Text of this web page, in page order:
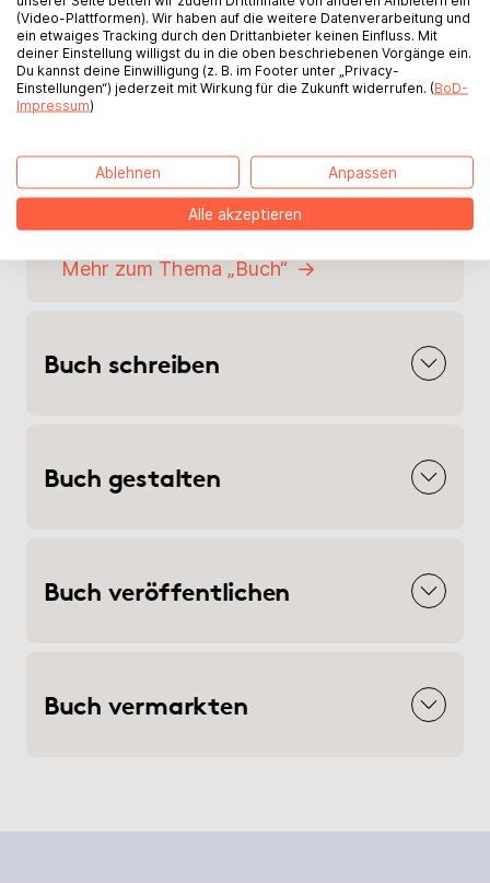
Genieße kreative Freiheit bei Inhalt
und Gestaltung
Bestimme dein Honorar und den
Verkaufspreis
Coverdesign uvm.
Mehr zum Thema „Buch“
Buch schreiben
Buch gestalten
Buch veröffentlichen
Buch vermarkten
(Video-Plattformen). Wir haben auf die weitere Datenverarbeitung und
ein etwaiges Tracking durch den Drittanbieter keinen Einfluss. Mit
deiner Einstellung willigst du in die oben beschriebenen Vorgänge ein.
Du kannst deine Einwilligung (z. B. im Footer unter „Privacy-
Einstellungen“) jederzeit mit Wirkung für die Zukunft widerrufen. (BoD-
Impressum)
Ablehnen Anpassen
Alle akzeptieren